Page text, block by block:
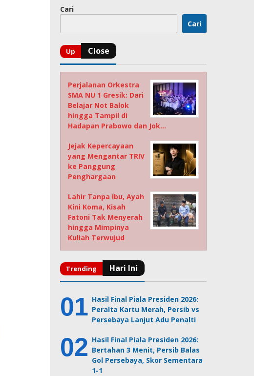
Cari
Cari
Perjalanan Orkestra
SMA NU 1 Gresik: Dari
Belajar Not Balok
hingga Tampil di
Hadapan Prabowo dan Jok…
Jejak Kepercayaan
yang Mengantar TRIV
ke Panggung
Penghargaan
Lahir Tanpa Ibu, Ayah
Kini Koma, Kisah
Fatoni Tak Menyerah
hingga Mimpinya
Kuliah Terwujud
Hasil Final Piala Presiden 2026:
Peralta Kartu Merah, Persib vs
Persebaya Lanjut Adu Penalti
Hasil Final Piala Presiden 2026:
Bertahan 3 Menit, Persib Balas
Gol Persebaya, Skor Sementara
1-1